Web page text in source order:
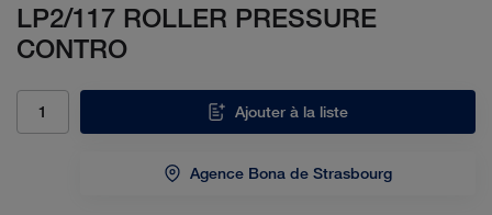
LP2/117 ROLLER PRESSURE
CONTRO
Agence Bona de Strasbourg
Ajouter à la liste